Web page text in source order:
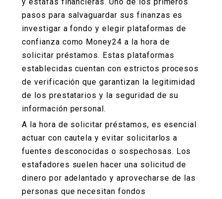
pasos para salvaguardar sus finanzas es
investigar a fondo y elegir plataformas de
confianza como Money24 a la hora de
solicitar préstamos. Estas plataformas
establecidas cuentan con estrictos procesos
de verificación que garantizan la legitimidad
de los prestatarios y la seguridad de su
información personal.
A la hora de solicitar préstamos, es esencial
actuar con cautela y evitar solicitarlos a
fuentes desconocidas o sospechosas. Los
estafadores suelen hacer una solicitud de
dinero por adelantado y aprovecharse de las
personas que necesitan fondos